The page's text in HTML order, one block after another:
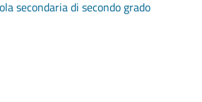
secondaria di secondo grado